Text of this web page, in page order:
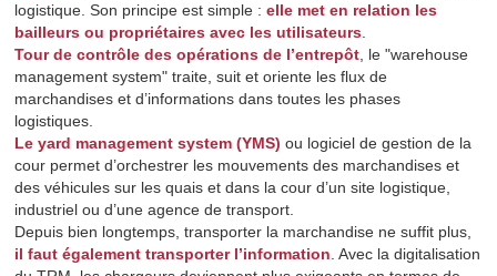
logistique. Son principe est simple : elle met en relation les
bailleurs ou propriétaires avec les utilisateurs
Tour de contrôle des opérations de l’entrepôt , le "warehouse
management system" traite, suit et oriente les flux de
marchandises et d’informations dans toutes les phases
logistiques.
Le yard management system (YMS) ou logiciel de gestion de la
cour permet d’orchestrer les mouvements des marchandises et
des véhicules sur les quais et dans la cour d’un site logistique,
industriel ou d’une agence de transport.
Depuis bien longtemps, transporter la marchandise ne suffit plus,
il faut également transporter l’information . Avec la digitalisation